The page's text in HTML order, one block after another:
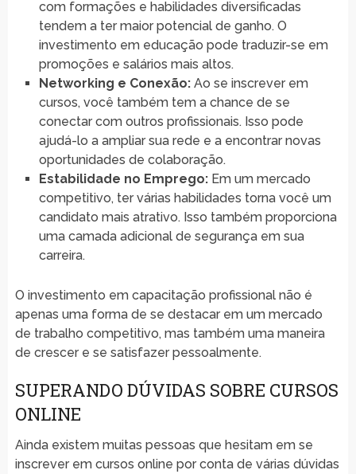
com formações e habilidades diversificadas
tendem a ter maior potencial de ganho. O
investimento em educação pode traduzir-se em
promoções e salários mais altos.
Networking e Conexão:Ao se inscrever em
cursos, você também tem a chance de se
conectar com outros profissionais. Isso pode
ajudá-lo a ampliar sua rede e a encontrar novas
oportunidades de colaboração.
Estabilidade no Emprego:Em um mercado
competitivo, ter várias habilidades torna você um
candidato mais atrativo. Isso também proporciona
uma camada adicional de segurança em sua
carreira.
O investimento em capacitação profissional não é
apenas uma forma de se destacar em um mercado
de trabalho competitivo, mas também uma maneira
de crescer e se satisfazer pessoalmente.
SUPERANDO DÚVIDAS SOBRE CURSOS
ONLINE
Ainda existem muitas pessoas que hesitam em se
inscrever em cursos online por conta de várias dúvidas